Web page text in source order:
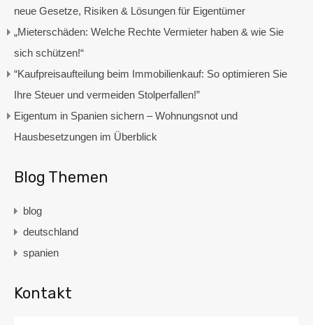
neue Gesetze, Risiken & Lösungen für Eigentümer
„Mieterschäden: Welche Rechte Vermieter haben & wie Sie
sich schützen!“
“Kaufpreisaufteilung beim Immobilienkauf: So optimieren Sie
Ihre Steuer und vermeiden Stolperfallen!”
Eigentum in Spanien sichern – Wohnungsnot und
Hausbesetzungen im Überblick
Blog Themen
blog
deutschland
spanien
Kontakt